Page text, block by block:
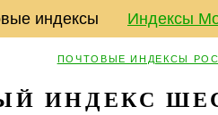
индексы Индексы
ПОЧТОВЫЕ ИНДЕКСЫ
ИНДЕКС